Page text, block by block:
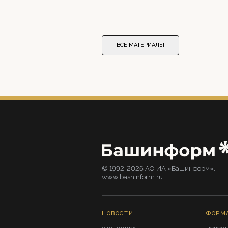
ВСЕ МАТЕРИАЛЫ
© 1992-2026 АО ИА «Башинформ».
www.bashinform.ru
НОВОСТИ